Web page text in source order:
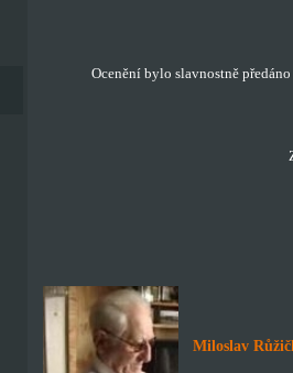
Ocenění bylo slavnostně
Miloslav